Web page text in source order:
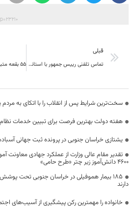
قبلی
تماس تلفنی رییس جمهور با استاندار خراسان جنوبی و تاکید بر آمادگی کامل استان تا پایان وضعیت بحران
سخت‌ترین شرایط پس از انقلاب را با اتکای به
هفته دولت بهترین فرصت برای تبیین خدمات
یشتازی خراسان جنوبی در پرونده ثبت جهانی
تقدیر مقام عالی وزارت از عملکرد جهادی معاونت
۴۶۰۰ دانش‌آموز زیر چتر «طرح حامی»
۱۸۵ بیمار هموفیلی در خراسان جنوبی تحت
دارند
خانواده را مهمترین رکن پیشگیری از آسیب‌های